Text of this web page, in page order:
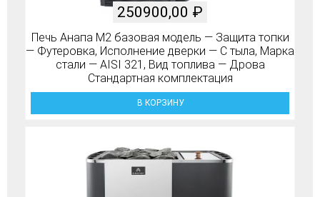
Печь Анапа М2 базовая модель — Защита топки
— Футеровка, Исполнение дверки — С тыла, Марка
стали — AISI 321, Вид топлива — Дрова
Стандартная комплектация
250900,00 ₽
В КОРЗИНУ